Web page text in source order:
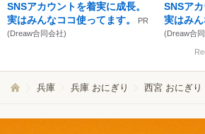
SNSアカウントを着実に成長。
実はみんなココ使ってます。
PR
(Dreaw合同会社)
SNSアカ
実はみん
(Dreaw合
兵庫 兵庫 おにぎり 西宮 おにぎり